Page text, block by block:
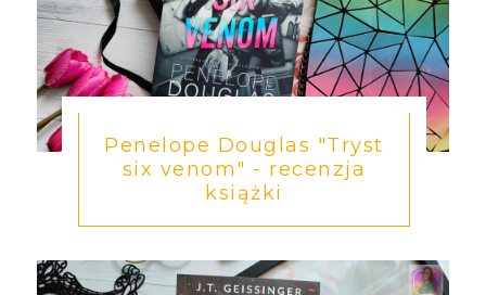
Penelope Douglas "Tryst
six venom" - recenzja
książki